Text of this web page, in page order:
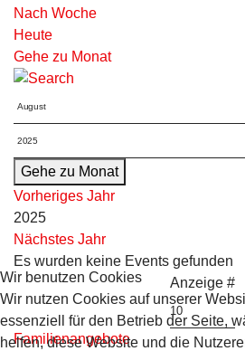
Nach Woche
Heute
Gehe zu Monat
Gehe zu Monat
Vorheriges Jahr
2025
Nächstes Jahr
Es wurden keine Events gefunden
Limite der Paginierungsliste
Anzeige #
Familienangebote
Wir benutzen Cookies
Wir nutzen Cookies auf unserer
essenziell für den Betrieb der Seite,
helfen, diese Website und die